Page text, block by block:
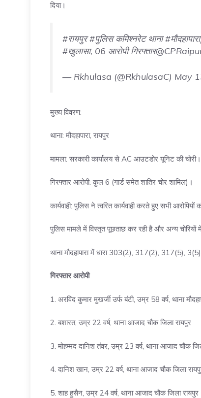
दिया।
#रायपुर #पुलिसकमिश्नरेट थाना#मौदहापारा
#खुलासा, 06 आरोपी गिरफ्तार
— Rkhulasa (@RkhulasaC) May
मुख्य विवरण:
थाना: मौदहापारा, रायपुर
मामला: सरकारी कार्यालय से AC आउटडोर यूनिट की चोरी।
गिरफ्तार आरोपी: कुल 6 (गार्ड समेत शातिर चोर शामिल)।
कार्यवाही: पुलिस ने त्वरित कार्यवाही करते हुए सभी आरोपियों
पुलिस मामले में विस्तृत पूछताछ कर रही है और अन्य चोरियों
थाना मौदहापारा में धारा 303(2), 317(2), 317(5),
गिरफ्तार आरोपी
1. अरविंद कुमार मुखर्जी उर्फ बंटी, उम्र 58 वर्ष, थाना
2. बशारत, उम्र 22 वर्ष, थाना आजाद चौक जिला रायपुर
3. मोहम्मद दानिश तंवर, उम्र 23 वर्ष, थाना आजाद चौक
4. दानिश खान, उम्र 22 वर्ष, थाना आजाद चौक जिला
5. शाह हुसैन, उम्र 24 वर्ष, थाना आजाद चौक जिला रायपुर